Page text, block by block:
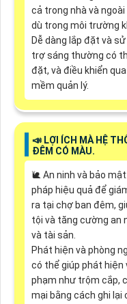
cả trong nhà và
dù trong môi trường
Dễ dàng lắp đặt và
trợ sáng thường có
đặt, và điều khiển
mềm quản lý.
📣 LỢI ÍCH MÀ HỆ
ĐÊM CÓ MÀU.
🐌 An ninh và bảo
pháp hiệu quả để
ra tại chợ ban đêm,
tội và tăng cường an
và tài sản.
Phát hiện và phòng
có thể giúp phát hiện
phạm như trộm cắp,
mại bằng cách ghi lại